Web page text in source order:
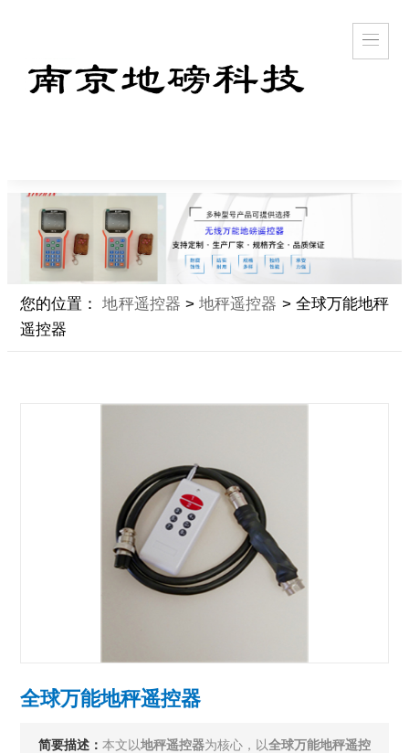
您的位置：地秤遥控器 >地秤遥控器 > 全球万能地秤
遥控器
全球万能地秤遥控器
简要描述： 本文以地秤遥控器为核心，以全球万能地秤遥控